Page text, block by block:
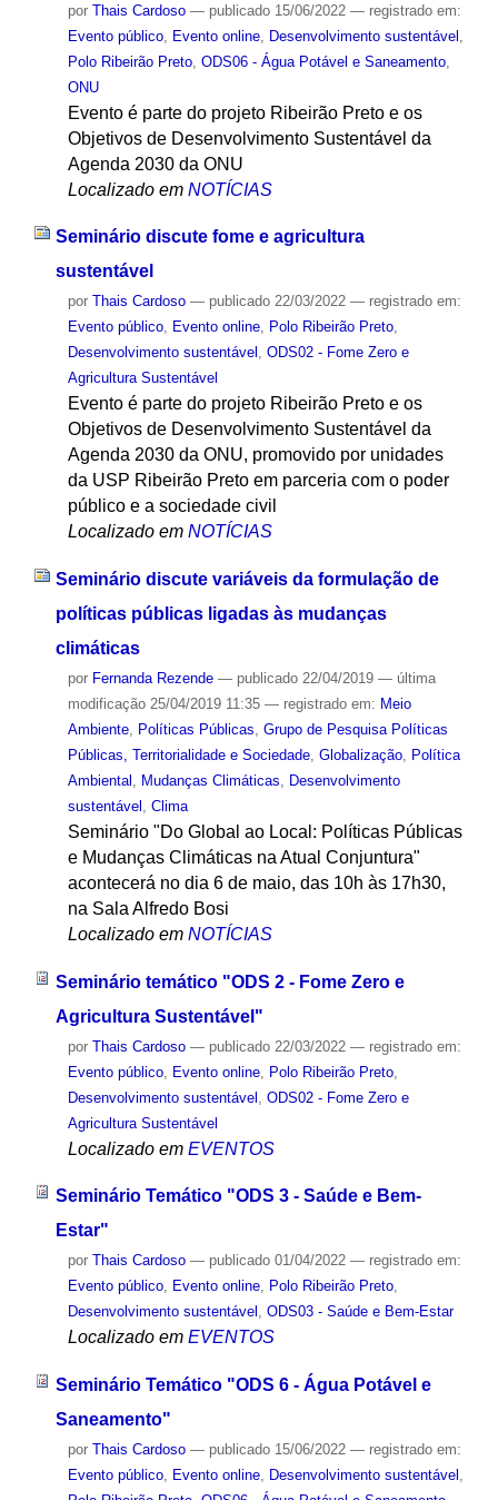
por Thais Cardoso — publicado15/06/2022 — registrado em:
Evento público, Evento online, Desenvolvimento sustentável
Polo Ribeirão Preto, ODS06 - Água Potável e Saneamento,
ONU
Evento é parte do projeto Ribeirão Preto e os
Objetivos de Desenvolvimento Sustentável da
Agenda 2030 da ONU
Localizado em NOTÍCIAS
Seminário discute fome e agricultura
sustentável
por Thais Cardoso — publicado22/03/2022 — registrado em:
Evento público, Evento online, Polo Ribeirão Preto,
Desenvolvimento sustentável , ODS02 - Fome Zero e
Agricultura Sustentável
Evento é parte do projeto Ribeirão Preto e os
Objetivos de Desenvolvimento Sustentável da
Agenda 2030 da ONU, promovido por unidades
da USP Ribeirão Preto em parceria com o poder
público e a sociedade civil
Localizado em NOTÍCIAS
Seminário discute variáveis da formulação de
políticas públicas ligadas às mudanças
climáticas
por Fernanda Rezende — publicado22/04/2019 — última
modificação25/04/2019 11:35 — registrado em: Meio
Ambiente, Políticas Públicas, Grupo de Pesquisa Políticas
Públicas, Territorialidade e Sociedade, Globalização, Política
Ambiental , Mudanças Climáticas, Desenvolvimento
sustentável , Clima
Seminário "Do Global ao Local: Políticas Públicas
e Mudanças Climáticas na Atual Conjuntura"
acontecerá no dia 6 de maio, das 10h às 17h30,
na Sala Alfredo Bosi
Localizado em NOTÍCIAS
Seminário temático "ODS 2 - Fome Zero e
Agricultura Sustentável"
por Thais Cardoso — publicado22/03/2022 — registrado em:
Evento público, Evento online, Polo Ribeirão Preto,
Desenvolvimento sustentável ODS02 - Fome Zero e
Agricultura Sustentável
Localizado em EVENTOS
Seminário Temático "ODS 3 - Saúde e Bem-
Estar"
por Thais Cardoso — publicado01/04/2022 — registrado em:
Evento público, Evento online, Polo Ribeirão Preto,
Desenvolvimento sustentável , ODS03 - Saúde e Bem-Estar
Localizado em EVENTOS
Seminário Temático "ODS 6 - Água Potável e
Saneamento"
por Thais Cardoso — publicado15/06/2022 — registrado em:
Evento público, Evento online, Desenvolvimento sustentável ,